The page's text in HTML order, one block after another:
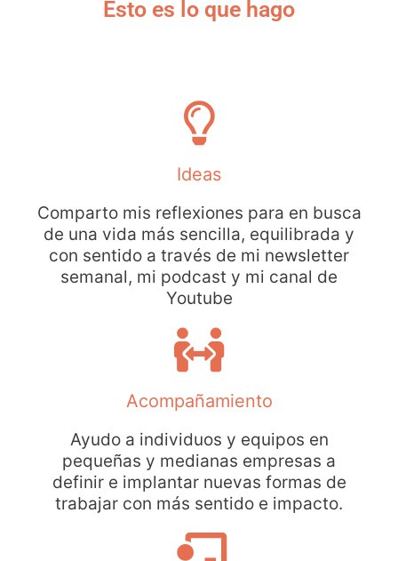
Esto es lo que hago
Ideas
Comparto mis reflexiones para en busca
de una vida más sencilla, equilibrada y
con sentido a través de mi newsletter
semanal, mi podcast y mi canal de
Youtube
Acompañamiento
Ayudo a individuos y equipos en
pequeñas y medianas empresas a
definir e implantar nuevas formas de
trabajar con más sentido e impacto.